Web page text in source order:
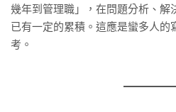
幾年到管理職」，在問題分析、解
已有一定的累積。這應是蠻多人的
考。